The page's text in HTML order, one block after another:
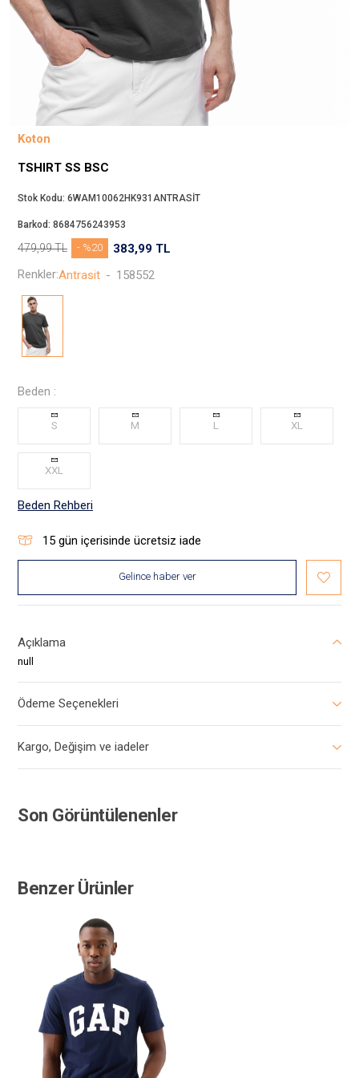
Koton
TSHIRT SS BSC
Stok Kodu: 6WAM10062HK931ANTRASİT
Barkod: 8684756243953
479,99TL 383,99 TL
- %20
Beden Rehberi
Beden :
S M L XL
XXL
15 gün içerisinde ücretsiz iade
Renkler:Antrasit - 158552
Gelince haber ver
Açıklama
null
Ödeme Seçenekleri
Kargo, Değişim ve iadeler
Son Görüntülenenler
Benzer Ürünler
JJXX
Converse
Jack & Jones
Gap
Koton
Wrangler
Lee
Only
Levi`s
Erke